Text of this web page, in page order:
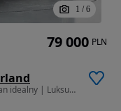
1 / 6
3604 cm3 • 290 KM • Pierwszy właściciel | Stan idealny | Luksusowe auto
79 000 PLN